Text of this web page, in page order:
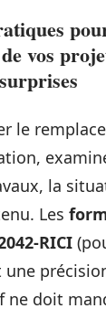
vos
le
la
Les
RICI
une
ne doit